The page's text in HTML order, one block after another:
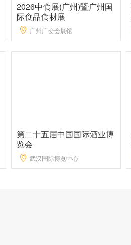
2026中食展(广州)暨广州国
际食品食材展
广州广交会展馆
第二十五届中国国际酒业博
览会
武汉国际博览中心